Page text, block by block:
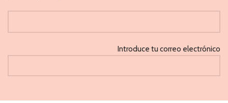
Introduce tu correo electrónico